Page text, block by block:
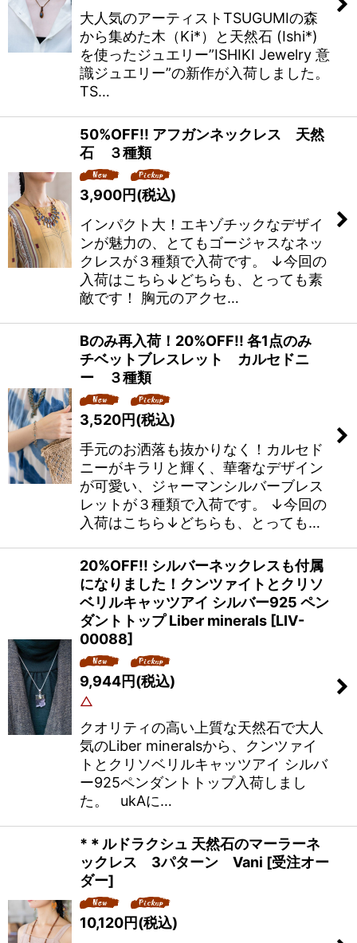
大人気のアーティストTSUGUMIの森
から集めた木（Ki*）と天然石 (Ishi*)
を使ったジュエリー”ISHIKI Jewelry 意
識ジュエリー”の新作が入荷しました。
TS…
50%OFF!! アフガンネックレス 天然
石 ３種類
3,900円(税込)
インパクト大！エキゾチックなデザイ
ンが魅力の、とてもゴージャスなネッ
クレスが３種類で入荷です。 ↓今回の
入荷はこちら↓どちらも、とっても素
敵です！ 胸元のアクセ…
Bのみ再入荷！20%OFF!! 各1点のみ
チベットブレスレット カルセドニ
ー ３種類
3,520円(税込)
手元のお洒落も抜かりなく！カルセド
ニーがキラリと輝く、華奢なデザイン
が可愛い、ジャーマンシルバーブレス
レットが３種類で入荷です。 ↓今回の
入荷はこちら↓どちらも、とっても…
20%OFF!! シルバーネックレスも付属
になりました！クンツァイトとクリソ
ベリルキャッツアイ シルバー925 ペン
ダントトップ Liber minerals [LIV-
00088]
9,944円(税込)
△
クオリティの高い上質な天然石で大人
気のLiber mineralsから、クンツァイ
トとクリソベリルキャッツアイ シルバ
ー925ペンダントトップ入荷しまし
た。 ukAに…
*＊ルドラクシュ 天然石のマーラーネ
ックレス 3パターン Vani [受注オー
ダー]
10,120円(税込)